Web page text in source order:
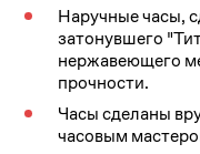
Наручные часы,
затонувшего
нержавеющего
прочности.
Часы сделаны
часовым